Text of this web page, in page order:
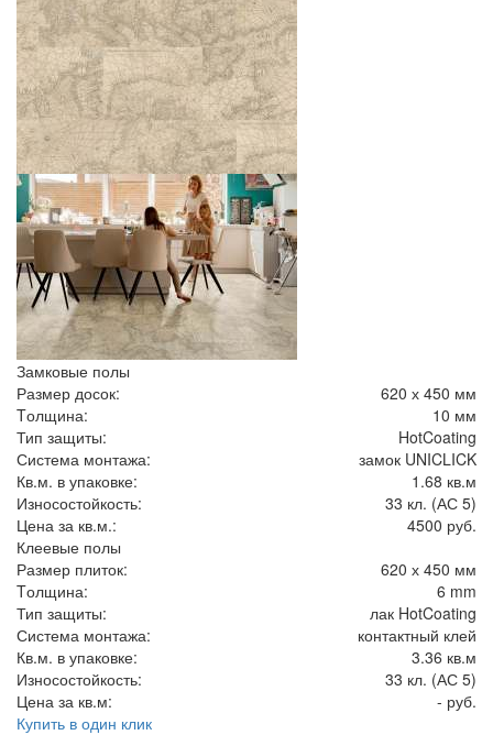
Замковые полы
Размер досок:
620 х 450 мм
Tолщина:
10 мм
Тип защиты:
HotCoating
Система монтажа:
замок UNICLICK
Кв.м. в упаковке:
1.68 кв.м
Износостойкость:
33 кл. (АС 5)
Цена за кв.м.:
4500 руб.
Клеевые полы
Размер плиток:
620 х 450 мм
Tолщина:
6 mm
Тип защиты:
лак HotCoating
Система монтажа:
контактный клей
Кв.м. в упаковке:
3.36 кв.м
Износостойкость:
33 кл. (АС 5)
Цена за кв.м:
- руб.
Купить в один клик